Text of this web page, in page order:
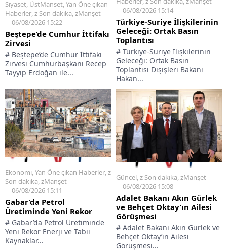
Siyaset, ÜstManset,Yan Öne çıkan
Haberler,z Son dakika,zManşet
06/08/2026 15:22
Beştepe’de Cumhur İttifakı
Zirvesi
# Beştepe’de Cumhur İttifakı
Zirvesi Cumhurbaşkanı Recep
Tayyip Erdoğan ile...
06/08/2026 15:14
Türkiye-Suriye İlişkilerinin
Geleceği: Ortak Basın
Toplantısı
# Türkiye-Suriye İlişkilerinin
Geleceği: Ortak Basın
Toplantısı Dışişleri Bakanı
Hakan...
Ekonomi,Yan Öne çıkan Haberler,z
Son dakika,zManşet
06/08/2026 15:11
Gabar’da Petrol
Üretiminde Yeni Rekor
# Gabar’da Petrol Üretiminde
Yeni Rekor Enerji ve Tabii
Kaynaklar...
Güncel,z Son dakika,zManşet
06/08/2026 15:08
Adalet Bakanı Akın Gürlek
ve Behçet Oktay’ın Ailesi
Görüşmesi
# Adalet Bakanı Akın Gürlek ve
Behçet Oktay’ın Ailesi
Görüşmesi...